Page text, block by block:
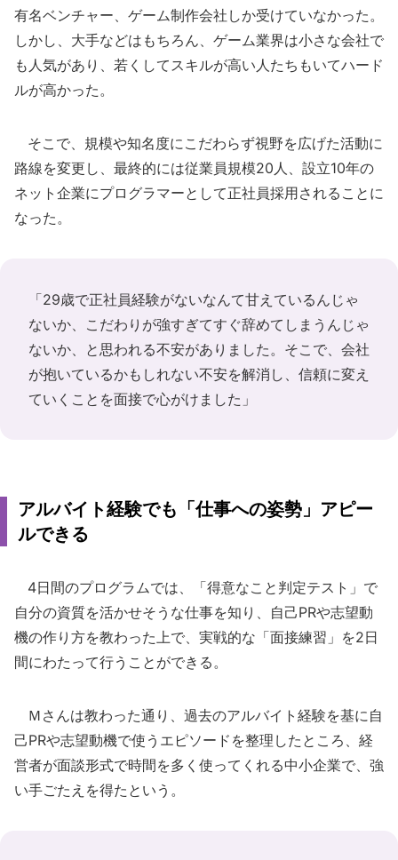
有名ベンチャー、ゲーム制作会社しか受けていなかった。
しかし、大手などはもちろん、ゲーム業界は小さな会社で
も人気があり、若くしてスキルが高い人たちもいてハード
ルが高かった。
そこで、規模や知名度にこだわらず視野を広げた活動に
路線を変更し、最終的には従業員規模20人、設立10年の
ネット企業にプログラマーとして正社員採用されることに
なった。
「29歳で正社員経験がないなんて甘えているんじゃ
ないか、こだわりが強すぎてすぐ辞めてしまうんじゃ
ないか、と思われる不安がありました。そこで、会社
が抱いているかもしれない不安を解消し、信頼に変え
ていくことを面接で心がけました」
アルバイト経験でも「仕事への姿勢」アピー
ルできる
4日間のプログラムでは、「得意なこと判定テスト」で
自分の資質を活かせそうな仕事を知り、自己PRや志望動
機の作り方を教わった上で、実戦的な「面接練習」を2日
間にわたって行うことができる。
Ｍさんは教わった通り、過去のアルバイト経験を基に自
己PRや志望動機で使うエピソードを整理したところ、経
営者が面談形式で時間を多く使ってくれる中小企業で、強
い手ごたえを得たという。